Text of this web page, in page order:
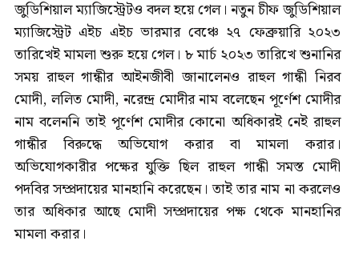
জুডিশিয়াল ম্যাজিস্ট্রেটও বদল হয়ে গেল। নতুন চীফ জুডিশিয়াল
ম্যাজিস্ট্রেট এইচ এইচ ভারমার বেঞ্চে ২৭ ফেব্রুয়ারি ২০২৩
তারিখেই মামলা শুরু হয়ে গেল। ৮ মার্চ ২০২৩ তারিখে শুনানির
সময় রাহুল গান্ধীর আইনজীবী জানালেনও রাহুল গান্ধী নিরব
মোদী, ললিত মোদী, নরেন্দ্র মোদীর নাম বলেছেন পূর্ণেশ মোদীর
নাম বলেননি তাই পূর্ণেশ মোদীর কোনো অধিকারই নেই রাহুল
গান্ধীর বিরুদ্ধে অভিযোগ করার বা মামলা করার।
অভিযোগকারীর পক্ষের যুক্তি ছিল রাহুল গান্ধী সমস্ত মোদী
পদবির সম্প্রদায়ের মানহানি করেছেন। তাই তার নাম না করলেও
তার অধিকার আছে মোদী সম্প্রদায়ের পক্ষ থেকে মানহানির
মামলা করার।